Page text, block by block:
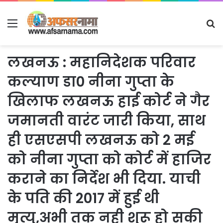
Menu
लखनऊ : महानिदेशक परिवार
कल्याण डा0 नीना गुप्ता के
खिलाफ लखनऊ हाई कोर्ट ने गैर
जमानती वारंट जारी किया, साथ
ही एसएसपी लखनऊ को 2 मई
को नीना गुप्ता को कोर्ट में हाजिर
कराने का निर्देश भी दिया. याची
के पति की 2017 में हुई थी
मृत्यु,अभी तक नही शुरू हो सकी